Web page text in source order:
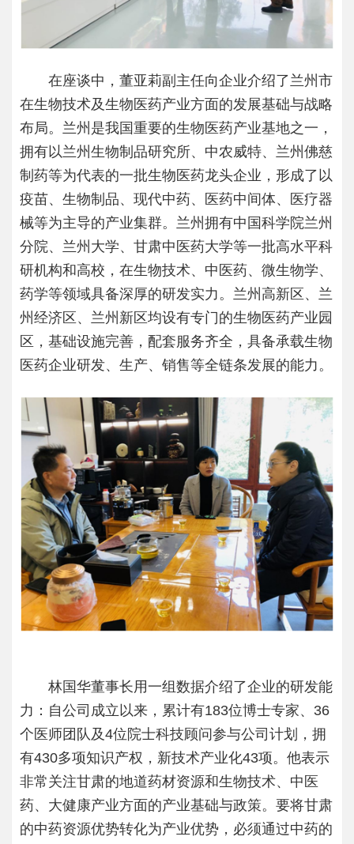
在座谈中，董亚莉副主任向企业介绍了兰州市
在生物技术及生物医药产业方面的发展基础与战略
布局。兰州是我国重要的生物医药产业基地之一，
拥有以兰州生物制品研究所、中农威特、兰州佛慈
制药等为代表的一批生物医药龙头企业，形成了以
疫苗、生物制品、现代中药、医药中间体、医疗器
械等为主导的产业集群。兰州拥有中国科学院兰州
分院、兰州大学、甘肃中医药大学等一批高水平科
研机构和高校，在生物技术、中医药、微生物学、
药学等领域具备深厚的研发实力。兰州高新区、兰
州经济区、兰州新区均设有专门的生物医药产业园
区，基础设施完善，配套服务齐全，具备承载生物
医药企业研发、生产、销售等全链条发展的能力。
林国华董事长用一组数据介绍了企业的研发能
力：自公司成立以来，累计有183位博士专家、36
个医师团队及4位院士科技顾问参与公司计划，拥
有430多项知识产权，新技术产业化43项。他表示
非常关注甘肃的地道药材资源和生物技术、中医
药、大健康产业方面的产业基础与政策。要将甘肃
的中药资源优势转化为产业优势，必须通过中药的